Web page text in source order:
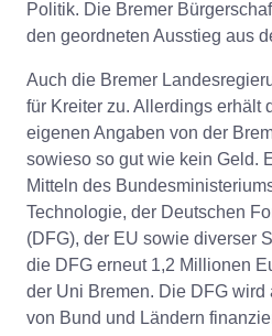
Politik. Die Bremer
den geordneten Ausstieg aus
Auch die Bremer
für Kreiter zu. Allerdings erhält
eigenen Angaben von der
sowieso so gut wie kein Geld.
Mitteln des
Technologie, der Deutschen
(DFG), der EU sowie diverser
die DFG erneut 1,2 Millionen
der Uni Bremen. Die DFG wird
von Bund und Ländern